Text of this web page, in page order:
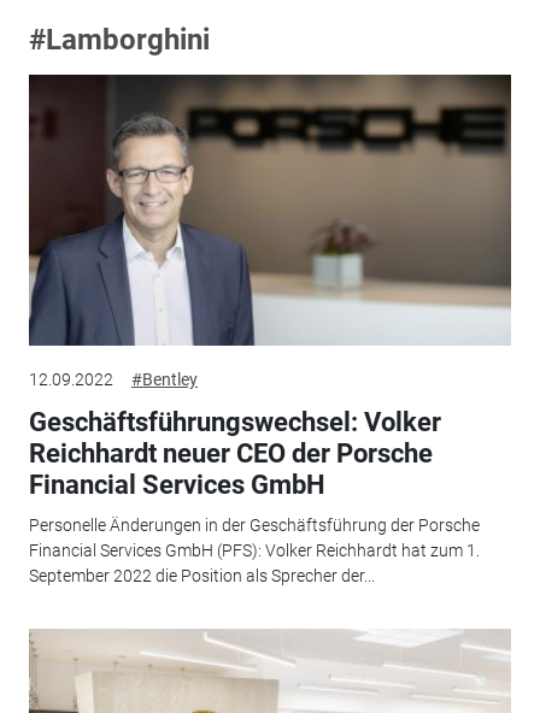
#Lamborghini
12.09.2022 #Bentley
Geschäftsführungswechsel: Volker
Reichhardt neuer CEO der Porsche
Financial Services GmbH
Personelle Änderungen in der Geschäftsführung der Porsche
Financial Services GmbH (PFS): Volker Reichhardt hat zum 1.
September 2022 die Position als Sprecher der...